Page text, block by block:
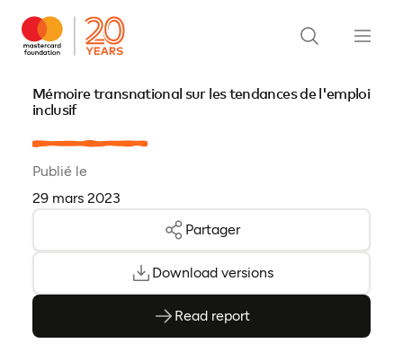
Mémoire transnational sur les tendances de l'emploi
inclusif
Publié le
29 mars 2023
Partager
Download versions
Read report
(ouvre en PDF)
(ouvre dans un nouvel onglet)